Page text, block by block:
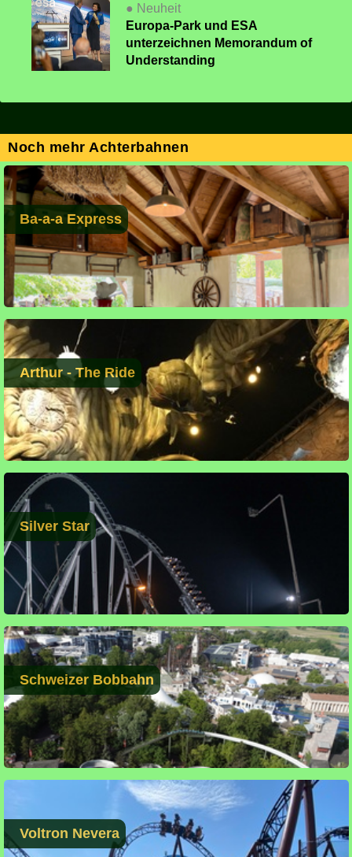
● Neuheit
Europa-Park und ESA
unterzeichnen Memorandum of
Understanding
Noch mehr Achterbahnen
Ba-a-a Express
Arthur - The Ride
Silver Star
Schweizer Bobbahn
Voltron Nevera